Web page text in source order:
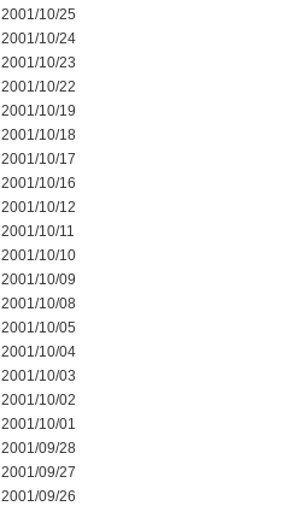
2001/10/25
2001/10/24
2001/10/23
2001/10/22
2001/10/19
2001/10/18
2001/10/17
2001/10/16
2001/10/12
2001/10/11
2001/10/10
2001/10/09
2001/10/08
2001/10/05
2001/10/04
2001/10/03
2001/10/02
2001/10/01
2001/09/28
2001/09/27
2001/09/26